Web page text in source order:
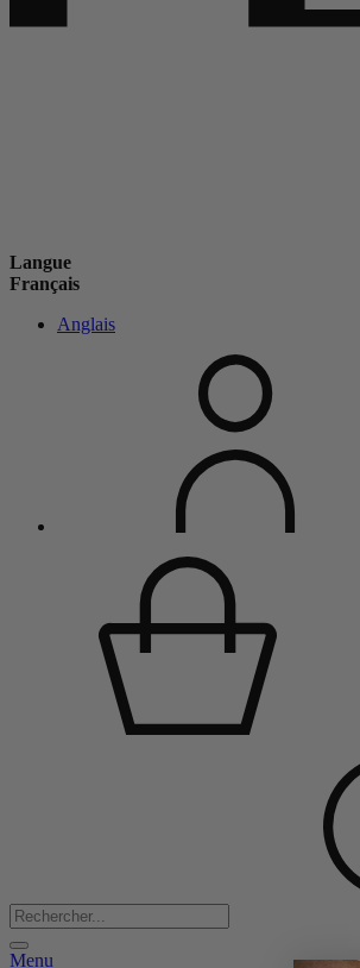
Langue
Français
Anglais
Menu